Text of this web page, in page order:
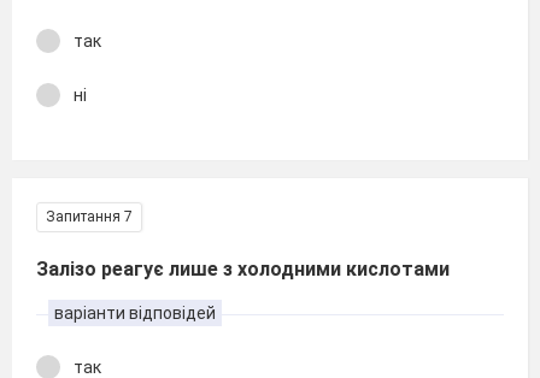
так
ні
Запитання 7
Залізо реагує лише з холодними кислотами
варіанти відповідей
так